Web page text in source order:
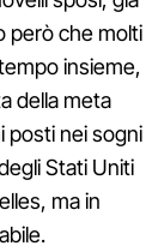
però che molti
insieme,
della meta
posti nei sogni
Stati Uniti
ma in